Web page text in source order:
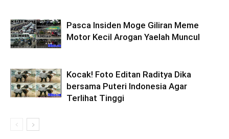
Pasca Insiden Moge Giliran Meme
Motor Kecil Arogan Yaelah Muncul
Kocak! Foto Editan Raditya Dika
bersama Puteri Indonesia Agar
Terlihat Tinggi